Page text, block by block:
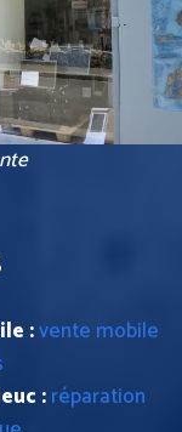
:vente mobile
:réparation